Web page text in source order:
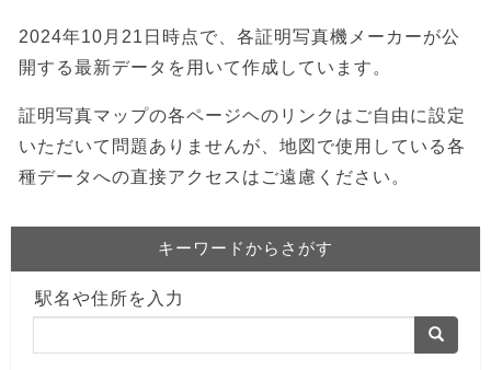
2024年10月21日時点で、各証明写真機メーカーが公
開する最新データを用いて作成しています。
証明写真マップの各ページヘのリンクはご自由に設定
いただいて問題ありませんが、地図で使用している各
種データへの直接アクセスはご遠慮ください。
キーワードからさがす
駅名や住所を入力